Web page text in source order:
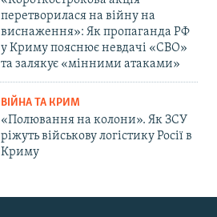
перетворилася на війну на
виснаження»: Як пропаганда РФ
у Криму пояснює невдачі «СВО»
та залякує «мінними атаками»
ВІЙНА ТА КРИМ
«Полювання на колони». Як ЗСУ
ріжуть військову логістику Росії в
Криму